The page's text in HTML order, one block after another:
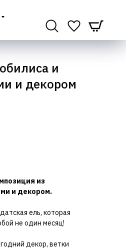
и
и декором
из
и декором.
ель, которая
не один месяц!
декор, ветки